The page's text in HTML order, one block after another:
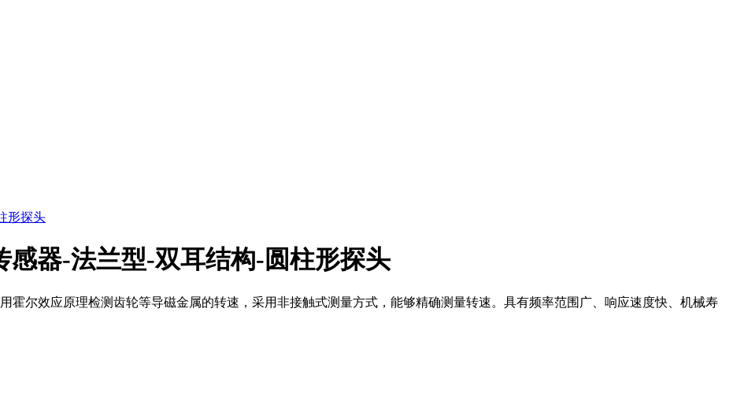
感器-法兰型-双耳结构-圆柱形探头
霍尔效应原理检测齿轮等导磁金属的转速，采用非接触式测量方式，能够精确测量转速。具有频率范围广、响应速度快、机械寿